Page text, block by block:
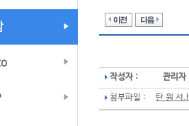
작성자 : 관리자
첨부파일 : 탄 원 서